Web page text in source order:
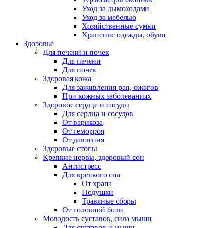
Уход за дымоходами
Уход за мебелью
Хозяйственные сумки
Хранение одежды, обуви
Здоровье
Для печени и почек
Для печени
Для почек
Здоровая кожа
Для заживления ран, ожогов
При кожных заболеваниях
Здоровое сердце и сосуды
Для сердца и сосудов
От варикоза
От геморроя
От давления
Здоровые стопы
Крепкие нервы, здоровый сон
Антистресс
Для крепкого сна
От храпа
Подушки
Травяные сборы
От головной боли
Молодость суставов, сила мышц